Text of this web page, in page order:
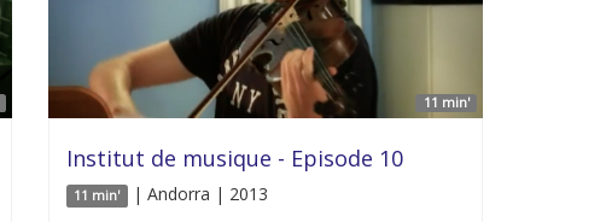
11 min'
Institut de musique - Episode 10
11 min' | Andorra | 2013